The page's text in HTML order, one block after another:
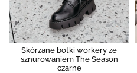
Skórzane botki workery ze
sznurowaniem The Season
czarne